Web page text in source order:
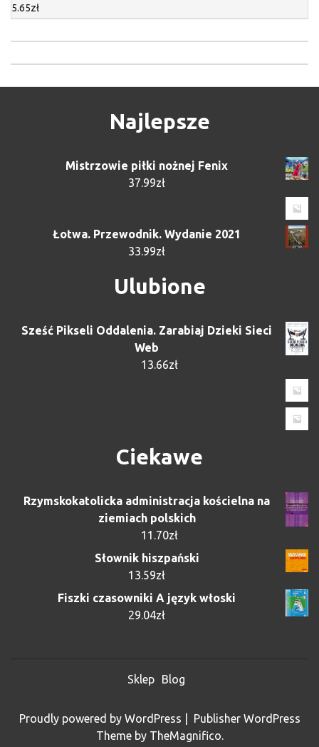
5.65zł
Najlepsze
Mistrzowie piłki nożnej Fenix
37.99zł
Łotwa. Przewodnik. Wydanie 2021
33.99zł
Ulubione
Sześć Pikseli Oddalenia. Zarabiaj Dzieki Sieci
Web
13.66zł
Ciekawe
Rzymskokatolicka administracja kościelna na
ziemiach polskich
11.70zł
Słownik hiszpański
13.59zł
Fiszki czasowniki A język włoski
29.04zł
Sklep Blog
Proudly powered by WordPress
Publisher WordPress
Theme by TheMagnifico.